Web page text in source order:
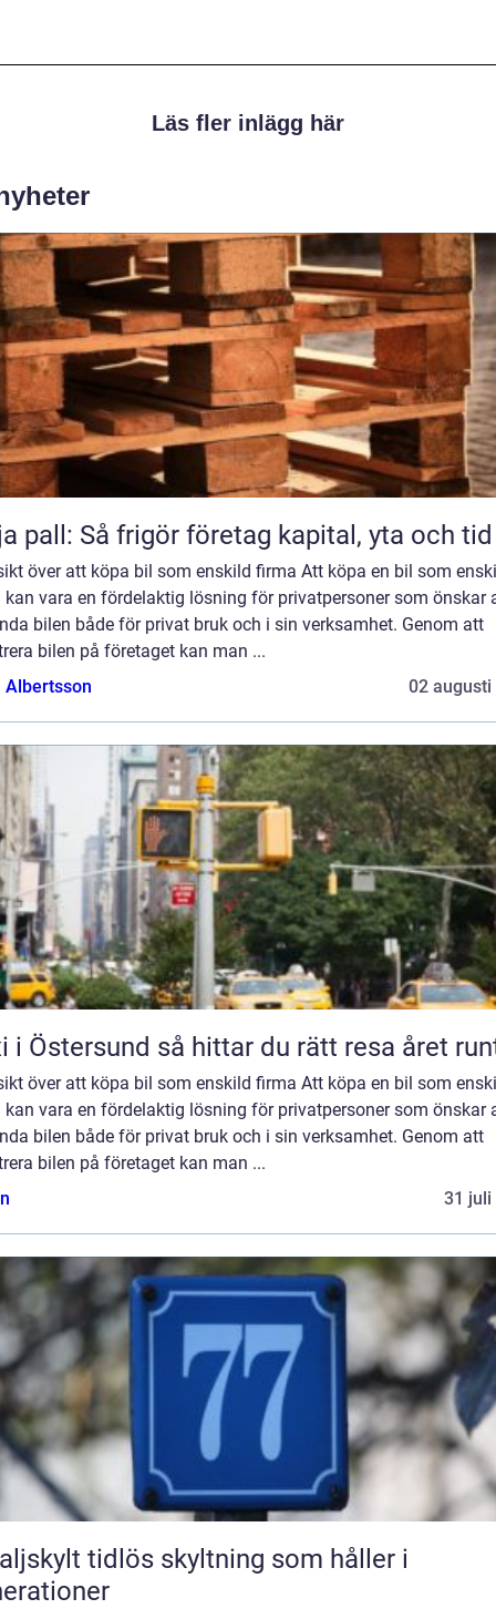
Läs fler inlägg här
pall: Så frigör företag kapital, yta och tid
över att köpa bil som enskild firma Att köpa en bil som
kan vara en fördelaktig lösning för privatpersoner som önskar
bilen både för privat bruk och i sin verksamhet. Genom att
bilen på företaget kan man ...
Albertsson
02 augusti
Taxi i Östersund så hittar du rätt resa året
över att köpa bil som enskild firma Att köpa en bil som
kan vara en fördelaktig lösning för privatpersoner som önskar
bilen både för privat bruk och i sin verksamhet. Genom att
bilen på företaget kan man ...
31 juli
skyltning som håller i